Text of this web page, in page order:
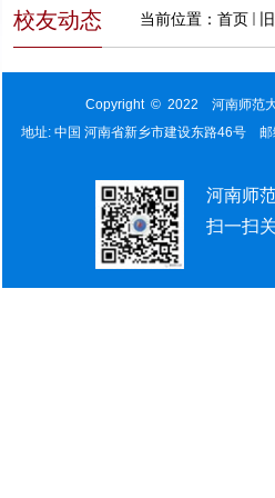
当前位置： 首页
校友动态
Copyright © 2022 河南师范
地址: 中国 河南省新乡市建设东路46号
河南师
扫一扫